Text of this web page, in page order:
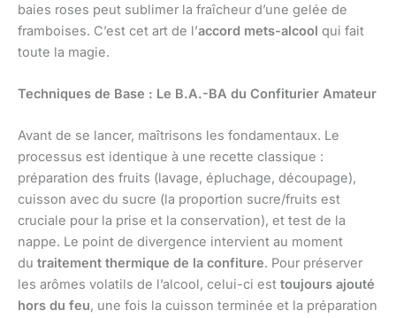
baies roses peut sublimer la fraîcheur d’une gelée de
framboises. C’est cet art de l’accord mets-alcool qui fait
toute la magie.
Techniques de Base : Le B.A.-BA du Confiturier Amateur
Avant de se lancer, maîtrisons les fondamentaux. Le
processus est identique à une recette classique :
préparation des fruits (lavage, épluchage, découpage),
cuisson avec du sucre (la proportion sucre/fruits est
cruciale pour la prise et la conservation), et test de la
nappe. Le point de divergence intervient au moment
du traitement thermique de la confiture. Pour préserver
les arômes volatils de l’alcool, celui-ci est toujours ajouté
hors du feu, une fois la cuisson terminée et la préparation